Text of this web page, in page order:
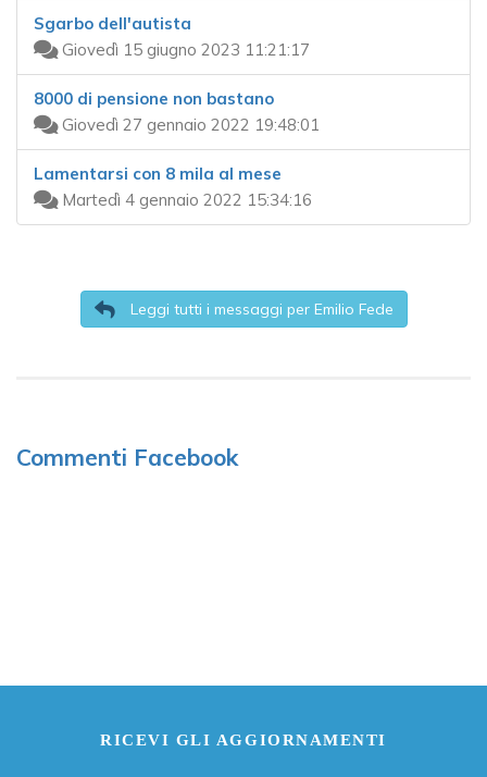
Sgarbo dell'autista
Giovedì 15 giugno 2023 11:21:17
8000 di pensione non bastano
Giovedì 27 gennaio 2022 19:48:01
Lamentarsi con 8 mila al mese
Martedì 4 gennaio 2022 15:34:16
Leggi tutti i messaggi per Emilio Fede
Commenti Facebook
RICEVI GLI AGGIORNAMENTI